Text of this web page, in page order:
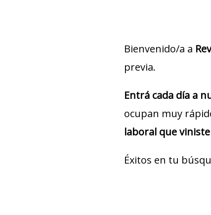
Bienvenido/a a
previa.
Entrá cada día a
ocupan muy
laboral que
Éxitos en tu